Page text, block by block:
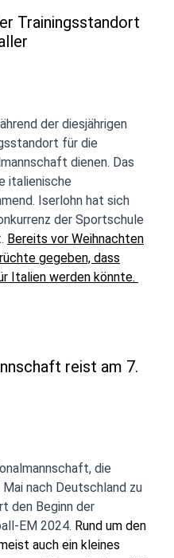
Trainingsstandort
der diesjährigen
für die
dienen. Das
italienische
Iserlohn hat sich
der Sportschule
Bereits vor Weihnachten
gegeben, dass
Italien werden könnte.
reist am 7.
die
nach Deutschland zu
den Beginn der
EM 2024. Rund um den
auch ein kleines